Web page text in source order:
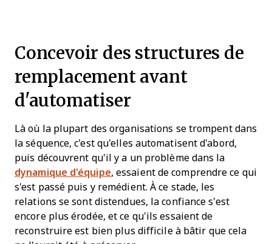
Concevoir des structures de
remplacement avant
d'automatiser
Là où la plupart des organisations se trompent dans
la séquence, c'est qu'elles automatisent d'abord,
puis découvrent qu'il y a un problème dans la
dynamique d'équipe, essaient de comprendre ce qui
s'est passé puis y remédient. À ce stade, les
relations se sont distendues, la confiance s'est
encore plus érodée, et ce qu'ils essaient de
reconstruire est bien plus difficile à bâtir que cela